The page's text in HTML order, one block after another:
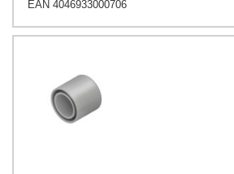
EAN 4046933000706